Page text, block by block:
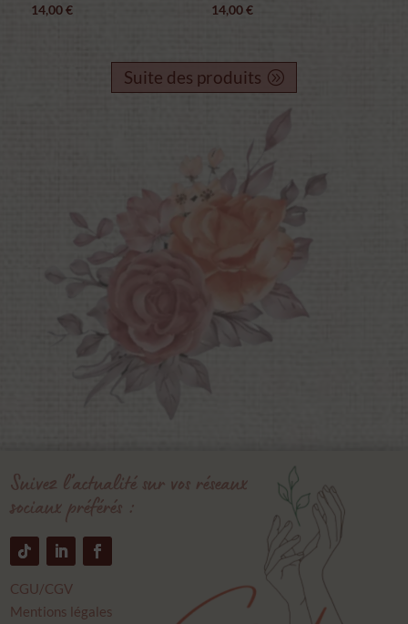
14,00€ 14,00€
Suite des produits
Suivez l’actualité sur vos réseaux
sociaux préférés :
CGU/CGV
Mentions légales